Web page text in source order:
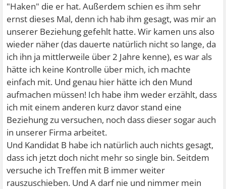
"Haken" die er hat. Außerdem schien es ihm sehr
ernst dieses Mal, denn ich hab ihm gesagt, was mir an
unserer Beziehung gefehlt hatte. Wir kamen uns also
wieder näher (das dauerte natürlich nicht so lange, da
ich ihn ja mittlerweile über 2 Jahre kenne), es war als
hätte ich keine Kontrolle über mich, ich machte
einfach mit. Und genau hier hätte ich den Mund
aufmachen müssen! Ich habe ihm weder erzählt, dass
ich mit einem anderen kurz davor stand eine
Beziehung zu versuchen, noch dass dieser sogar auch
in unserer Firma arbeitet.
Und Kandidat B habe ich natürlich auch nichts gesagt,
dass ich jetzt doch nicht mehr so single bin. Seitdem
versuche ich Treffen mit B immer weiter
rauszuschieben. Und A darf nie und nimmer mein